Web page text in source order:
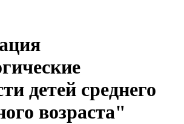
детей среднего
возраста"